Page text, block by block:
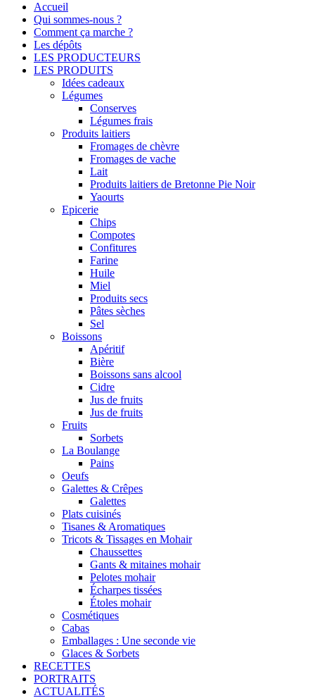
Accueil
Qui sommes-nous ?
Comment ça marche ?
Les dépôts
LES PRODUCTEURS
LES PRODUITS
Idées cadeaux
Légumes
Conserves
Légumes frais
Produits laitiers
Fromages de chèvre
Fromages de vache
Lait
Produits laitiers de Bretonne Pie Noir
Yaourts
Epicerie
Chips
Compotes
Confitures
Farine
Huile
Miel
Produits secs
Pâtes sèches
Sel
Boissons
Apéritif
Bière
Boissons sans alcool
Cidre
Jus de fruits
Jus de fruits
Fruits
Sorbets
La Boulange
Pains
Oeufs
Galettes & Crêpes
Galettes
Plats cuisinés
Tisanes & Aromatiques
Tricots & Tissages en Mohair
Chaussettes
Gants & mitaines mohair
Pelotes mohair
Écharpes tissées
Étoles mohair
Cosmétiques
Cabas
Emballages : Une seconde vie
Glaces & Sorbets
RECETTES
PORTRAITS
ACTUALITÉS